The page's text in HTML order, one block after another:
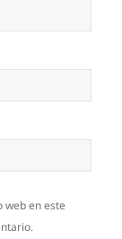
web en este